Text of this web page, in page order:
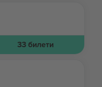
33билети